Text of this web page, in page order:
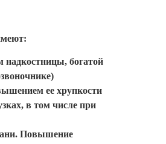
надкостницы, богатой
ее хрупкости
в том числе при
Повышение